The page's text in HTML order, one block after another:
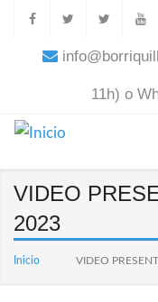
11h) o
VIDEO
2023
Inicio VIDEO